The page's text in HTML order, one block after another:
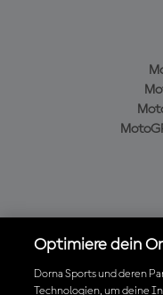
Optimiere dein
Dorna Sports und deren
Technologien, um deine